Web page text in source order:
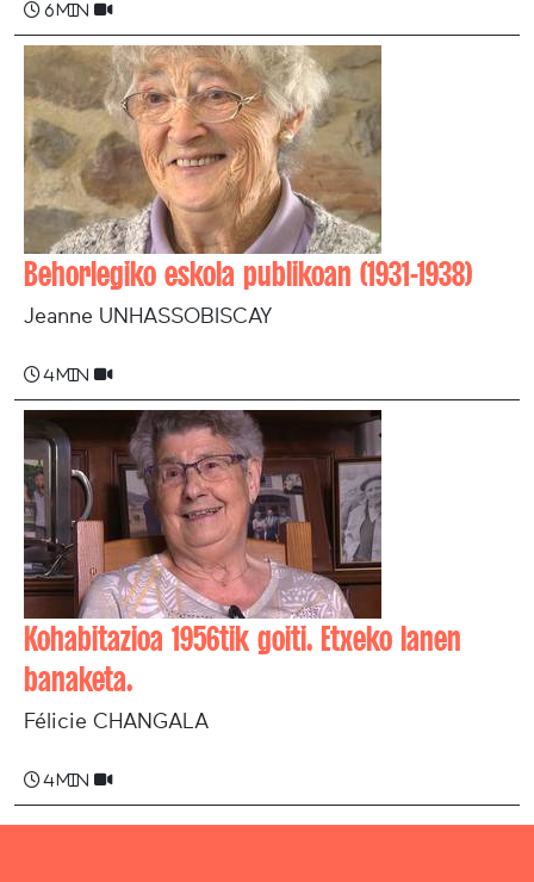
6 min
Behorlegiko eskola publikoan (1931-1938)
Jeanne UNHASSOBISCAY
4 min
Kohabitazioa 1956tik goiti. Etxeko lanen
banaketa.
Félicie CHANGALA
4 min